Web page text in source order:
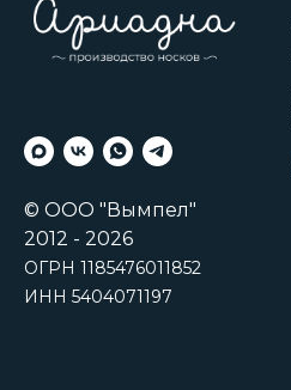
© ООО "Вымпел"
2012 - 2026
ОГРН 1185476011852
ИНН 5404071197